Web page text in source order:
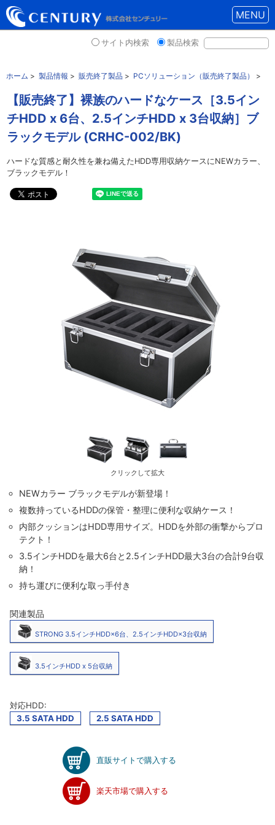
MENU
サイト内検索 製品検索
ホーム > 製品情報 > 販売終了製品 > PCソリューション（販売終了製品） >
【販売終了】裸族のハードなケース［3.5イン
チHDD x 6台、2.5インチHDD x 3台収納］ブ
ラックモデル (CRHC-002/BK)
ハードな質感と耐久性を兼ね備えたHDD専用収納ケースにNEWカラー、
ブラックモデル！
クリックして拡大
NEWカラー ブラックモデルが新登場！
複数持っているHDDの保管・整理に便利な収納ケース！
内部クッションはHDD専用サイズ。HDDを外部の衝撃からプロ
テクト！
3.5インチHDDを最大6台と2.5インチHDD最大3台の合計9台収
納！
持ち運びに便利な取っ手付き
関連製品
STRONG 3.5インチHDD×6台、2.5インチHDD×3台収納
3.5インチHDD x 5台収納
対応HDD:
3.5 SATA HDD
2.5 SATA HDD
直販サイトで購入する
楽天市場で購入する